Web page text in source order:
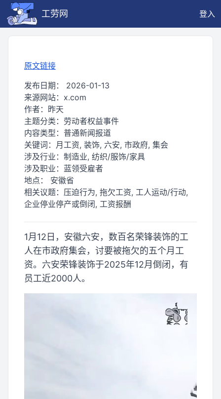
工劳网 登入
原文链接
发布日期： 2026-01-13
来源网站： x.com
作者： 昨天
主题分类： 劳动者权益事件
内容类型： 普通新闻报道
关键词： 月工资, 装饰, 六安, 市政府, 集会
涉及行业： 制造业, 纺织/服饰/家具
涉及职业： 蓝领受雇者
地点： 安徽省
相关议题： 压迫行为, 拖欠工资, 工人运动/行动,
企业停业停产或倒闭, 工资报酬
1月12日，安徽六安，数百名荣锋装饰的工
人在市政府集会，讨要被拖欠的五个月工
资。六安荣锋装饰于2025年12月倒闭，有
员工近2000人。